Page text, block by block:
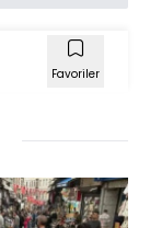
Favoriler